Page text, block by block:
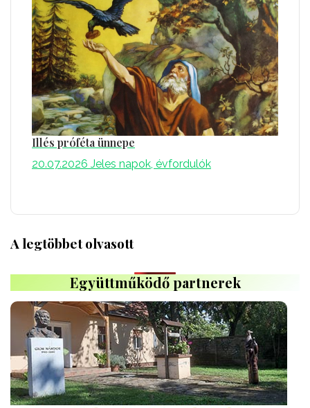
Illés próféta ünnepe
20.07.2026 Jeles napok, évfordulók
A legtöbbet olvasott
Együttműködő partnerek